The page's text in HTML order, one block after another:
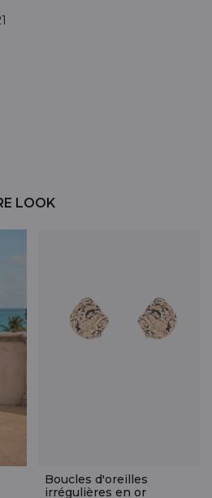
LOOK
Boucles d'oreilles
irrégulières en or